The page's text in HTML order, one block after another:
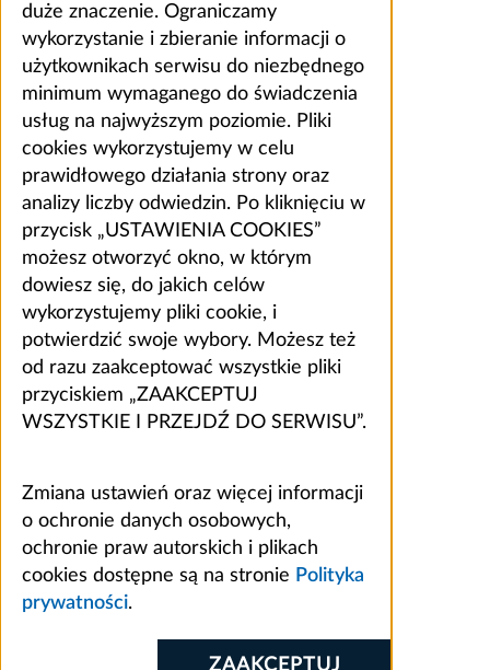
duże znaczenie. Ograniczamy
wykorzystanie i zbieranie informacji o
użytkownikach serwisu do niezbędnego
minimum wymaganego do świadczenia
usług na najwyższym poziomie. Pliki
cookies wykorzystujemy w celu
prawidłowego działania strony oraz
analizy liczby odwiedzin. Po kliknięciu w
przycisk „USTAWIENIA COOKIES”
możesz otworzyć okno, w którym
dowiesz się, do jakich celów
wykorzystujemy pliki cookie, i
potwierdzić swoje wybory. Możesz też
od razu zaakceptować wszystkie pliki
przyciskiem „ZAAKCEPTUJ
WSZYSTKIE I PRZEJDŹ DO SERWISU”.
Zmiana ustawień oraz więcej informacji
o ochronie danych osobowych,
ochronie praw autorskich i plikach
cookies dostępne są na stronie Polityka
prywatności.
ZAAKCEPTUJ